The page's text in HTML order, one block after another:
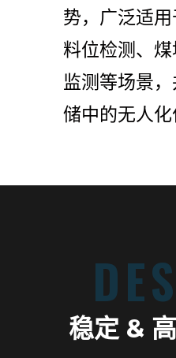
势，广泛适用
料位检测、
监测等场景
储中的无人化
稳定 &